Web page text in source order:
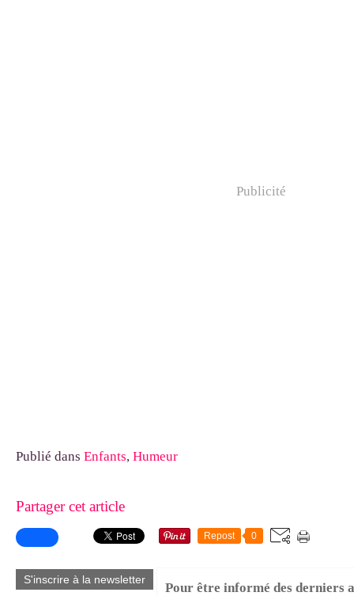
Publicité
Publié dans Enfants, Humeur
Partager cet article
Repost 0
S'inscrire à la newsletter
Pour être informé des derniers